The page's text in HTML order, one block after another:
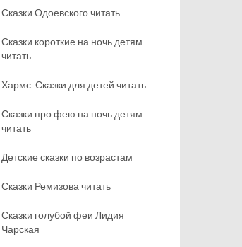
Сказки Одоевского читать
Сказки короткие на ночь детям
читать
Хармс. Сказки для детей читать
Сказки про фею на ночь детям
читать
Детские сказки по возрастам
Сказки Ремизова читать
Сказки голубой феи Лидия
Чарская